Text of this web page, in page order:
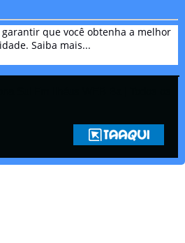
garantir que você obtenha a melhor
Saiba mais...